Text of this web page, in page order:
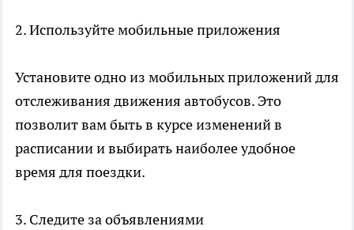
2. Используйте мобильные приложения
Установите одно из мобильных приложений для
отслеживания движения автобусов. Это
позволит вам быть в курсе изменений в
расписании и выбирать наиболее удобное
время для поездки.
3. Следите за объявлениями